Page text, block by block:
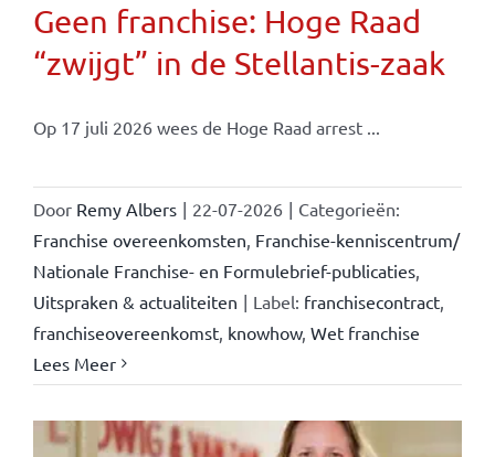
Geen franchise: Hoge Raad
“zwijgt” in de Stellantis-zaak
Op 17 juli 2026 wees de Hoge Raad arrest ...
Door Remy Albers | 22-07-2026 | Categorieën:
Franchise overeenkomsten Franchise-kenniscentrum/
Nationale Franchise- en Formulebrief-publicaties,
Uitspraken & actualiteiten | Label: franchisecontract,
franchiseovereenkomst, knowhow, Wet franchise
Lees Meer